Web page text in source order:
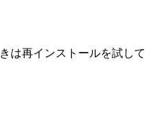
は再インストールを試して